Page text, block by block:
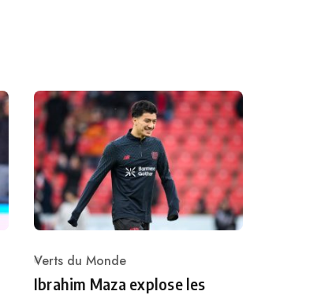
Category
Verts du Monde
Ibrahim Maza explose les